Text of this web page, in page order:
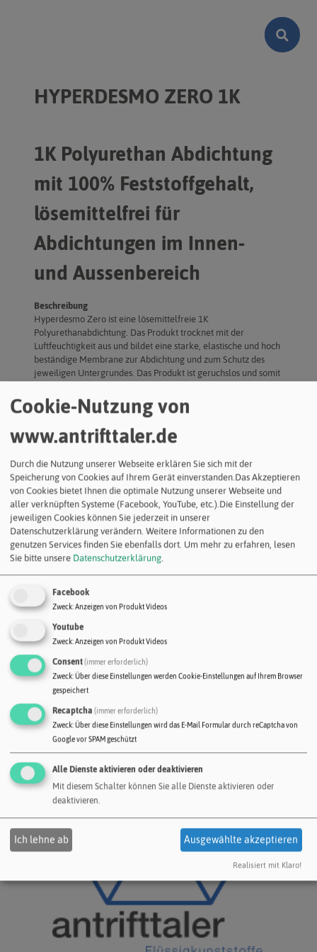
HYPERDESMO ZERO 1K
1K Polyurethan Abdichtung
mit 100% Feststoffgehalt,
lösemittelfrei für
Abdichtungen im Innen-
und Aussenbereich
Beschreibung
Hyperdesmo Zero ist eine lösemittelfreie 1K
Polyurethanabdichtung. Das Produkt trocknet mit der
Luftfeuchtigkeit aus und bildet eine starke, elastische und hoch
beständige Membrane zur Abdichtung und zum Schutz des
jeweiligen Untergrundes. Das Produkt ist geruchslos und somit
kann mit unserem AKV-Spezialvlies armiert werden um die
rissüberbrückenden Eigenschaften zu erhöhen und entspricht
somit den Vorschriften der ETAG 005.
Lösemittel- und VOC frei
Mit Roller aufzubringen
Blasen- und defektfreie Membrane
Anwendung auch bei niedrigen Temperaturen
Exzellente Haftung auf fast allen Untergründen, mit oder
ohne Nutzung spezieller Grundierungen
Kälteresistent: Der Film bleibt auch bei Temperaturen von
bis zu -40°C elastisch
Exzellente mechanische Eigenschaften, hohe Reißfestigkeit,
hohe Abriebfestigkeit
Cookie-Nutzung von
www.antrifttaler.de
Durch die Nutzung unserer Webseite erklären Sie sich mit der
Speicherung von Cookies auf Ihrem Gerät einverstanden.Das Akzeptieren
von Cookies bietet Ihnen die optimale Nutzung unserer Webseite und
aller verknüpften Systeme (Facebook, YouTube, etc.).Die Einstellung der
jeweiligen Cookies können Sie jederzeit in unserer
Datenschutzerklärung verändern. Weitere Informationen zu den
genutzen Services finden Sie ebenfalls dort. Um mehr zu erfahren, lesen
Sie bitte unsere Datenschutzerklärung.
Facebook
Zweck:Anzeigen von Produkt Videos
Youtube
Zweck:Anzeigen von Produkt Videos
Consent(immer erforderlich)
Zweck:Über diese Einstellungen werden Cookie-Einstellungen auf Ihrem Browser
gespeichert
Recaptcha (immer erforderlich)
Zweck:Über diese Einstellungen wird das E-Mail Formular durch reCaptcha von
Google vor SPAM geschützt
Alle Dienste aktivieren oder deaktivieren
Mit diesem Schalter können Sie alle Dienste aktivieren oder
deaktivieren.
Ich lehne ab Ausgewählte akzeptieren
Realisiert mit Klaro!